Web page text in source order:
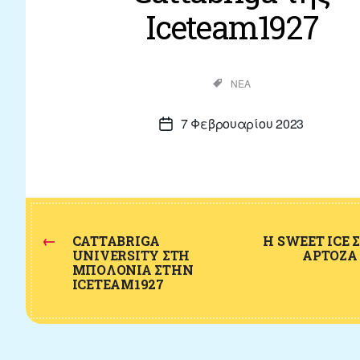
Iceteam1927
Κατηγορίες
ΝΈΑ
Ημ.7 Φεβρουαρίου 2023
←
CATTABRIGA
UNIVERSITY ΣΤΗ
ΜΠΟΛΌΝΙΑ ΣΤΗΝ
ICETEAM1927
Η SWEET ICE
ΑΡΤΌΖΑ